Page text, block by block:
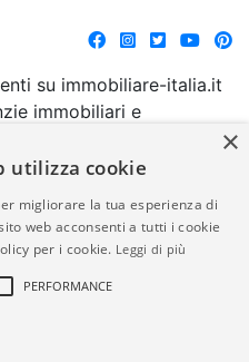
su immobiliare-italia.it
immobiliari e
da parte di
immobiliare-italia.it
veridicità, della
della normativa in
altro aspetto dei
×
utilizza cookie
migliorare la tua esperienza di
web acconsenti a tutti i cookie
per i cookie. Leggi di più
PERFORMANCE